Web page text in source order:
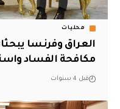
محليات
العراق وفرنسا
مكافحة الفساد
قبل 4 سنوات